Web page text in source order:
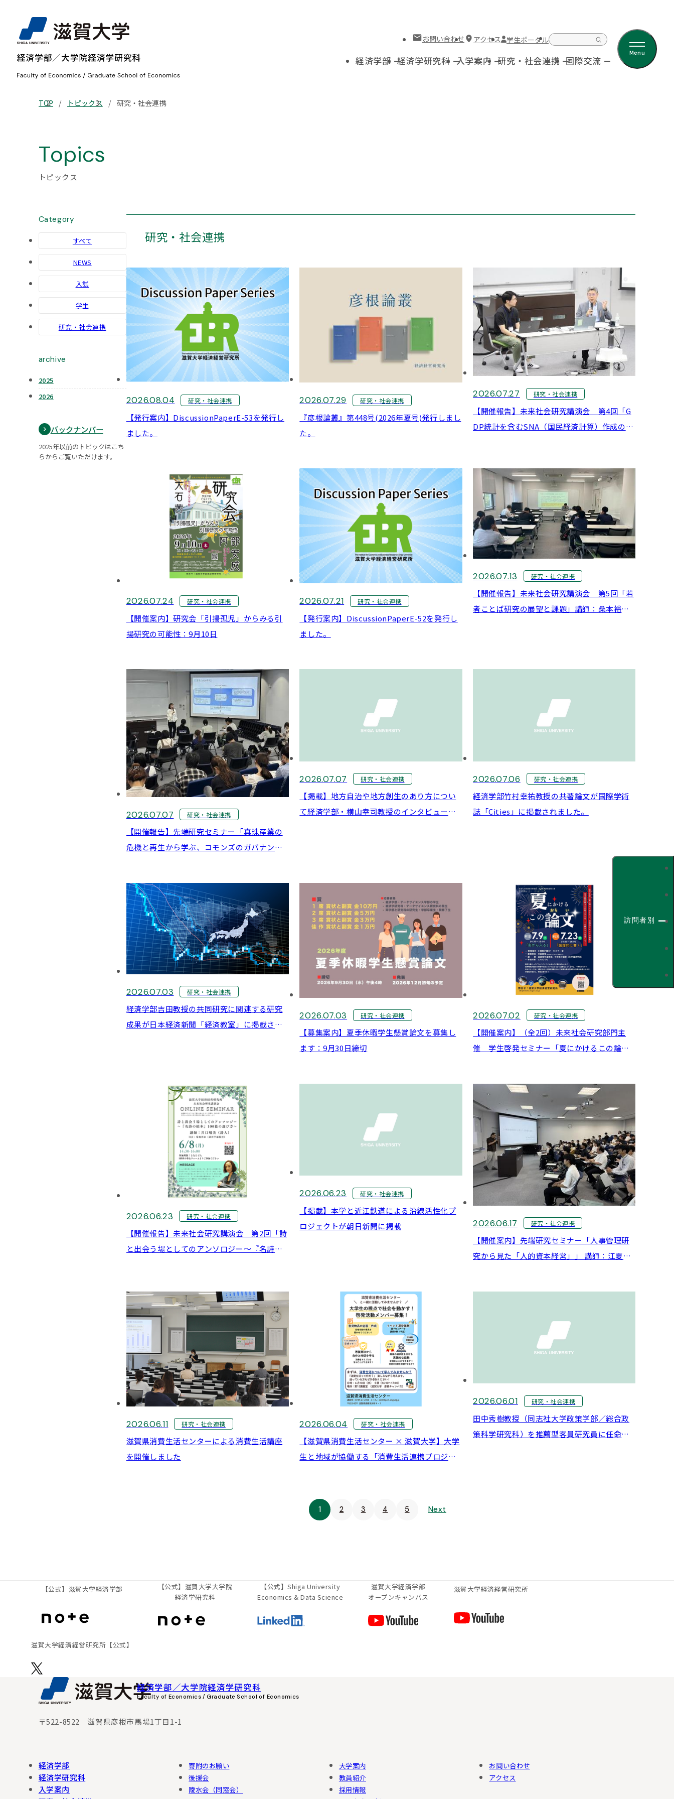
お問い合わせ アクセス 学生ポータル
経済学部 経済学研究科 入学案内 研究・社会連携 国際交流
Menu
訪問者別
TOP トピックス 研究・社会連携
Topics
トピックス
Category
すべて
NEWS
入試
学生
研究・社会連携
archive
2025
2026
バックナンバー
2025年以前のトピックはこち
らからご覧いただけます。
研究・社会連携
2026.08.04 研究・社会連携
【発行案内】DiscussionPaperE-53を発行し
ました。
2026.07.29 研究・社会連携
『彦根論叢』第448号(2026年夏号)発行しまし
た。
2026.07.27 研究・社会連携
【開催報告】未来社会研究講演会 第4回「G
DP統計を含むSNA（国民経済計算）作成の実
長補佐）:7月9日
2026.07.24 研究・社会連携
【開催案内】研究会「引揚孤児」からみる引
揚研究の可能性：9月10日
2026.07.21 研究・社会連携
【発行案内】DiscussionPaperE-52を発行し
ました。
2026.07.13 研究・社会連携
【開催報告】未来社会研究講演会 第5回「若
者ことば研究の展望と課題」講師：桑本裕
2026.07.07 研究・社会連携
【開催報告】先端研究セミナー「真珠産業の
危機と再生から学ぶ、コモンズのガバナンス
ング学科 教授）：7月2日
2026.07.07 研究・社会連携
【掲載】地方自治や地方創生のあり方につい
て経済学部・横山幸司教授のインタビューが
2026.07.06 研究・社会連携
経済学部竹村幸祐教授の共著論文が国際学術
誌「Cities」に掲載されました。
2026.07.03 研究・社会連携
経済学部吉田教授の共同研究に関連する研究
成果が日本経済新聞「経済教室」に掲載され
2026.07.03 研究・社会連携
【募集案内】夏季休暇学生懸賞論文を募集し
ます：9月30日締切
2026.07.02 研究・社会連携
【開催案内】（全2回）未来社会研究部門主
催 学生啓発セミナー「夏にかけるこの論文
2026.06.23 研究・社会連携
【開催報告】未来社会研究講演会 第2回「詩
と出会う場としてのアンソロジー～『名詩の
2026.06.23 研究・社会連携
【掲載】本学と近江鉄道による沿線活性化プ
ロジェクトが朝日新聞に掲載
2026.06.17 研究・社会連携
【開催案内】先端研究セミナー「人事管理研
究から見た「人的資本経営」」 講師：江夏
2026.06.11 研究・社会連携
滋賀県消費生活センターによる消費生活講座
を開催しました
2026.06.04 研究・社会連携
【滋賀県消費生活センター × 滋賀大学】大学
生と地域が協働する「消費生活連携プロジェ
2026.06.01 研究・社会連携
田中秀樹教授（同志社大学政策学部／総合政
策科学研究科）を推薦型客員研究員に任命い
1 2 3 4 5 Next
【公式】 滋賀大学経済学部
【公式】滋賀大学大学院
経済学研究科
【公式】Shiga University
Economics & Data Science
滋賀大学経済学部
オープンキャンパス
滋賀⼤学経済経営研究所
滋賀⼤学経済経営研究所 【公式】
経済学部／大学院経済学研究科
Faculty of Economics / Graduate School of Economics
〒522-8522 滋賀県彦根市馬場1丁目1-1
経済学部
経済学研究科
入学案内
寄附のお願い
後援会
陵水会（同窓会）
大学案内
教員紹介
採用情報
お問い合わせ
アクセス